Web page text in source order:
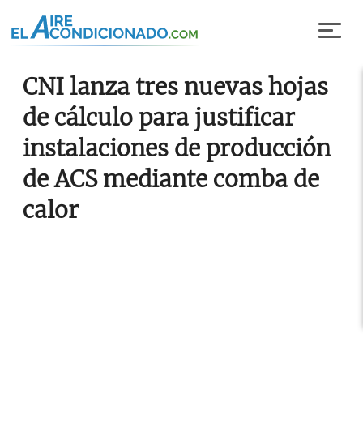
CNI lanza tres nuevas hojas
de cálculo para justificar
instalaciones de producción
de ACS mediante comba de
calor